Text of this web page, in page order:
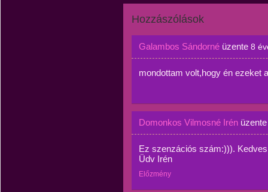
Hozzászólások
Galambos Sándorné üzente 8
mondottam volt,hogy én ezeket
Domonkos Vilmosné Irén
Ez szenzációs szám:))).
Üdv Irén
Előzmény